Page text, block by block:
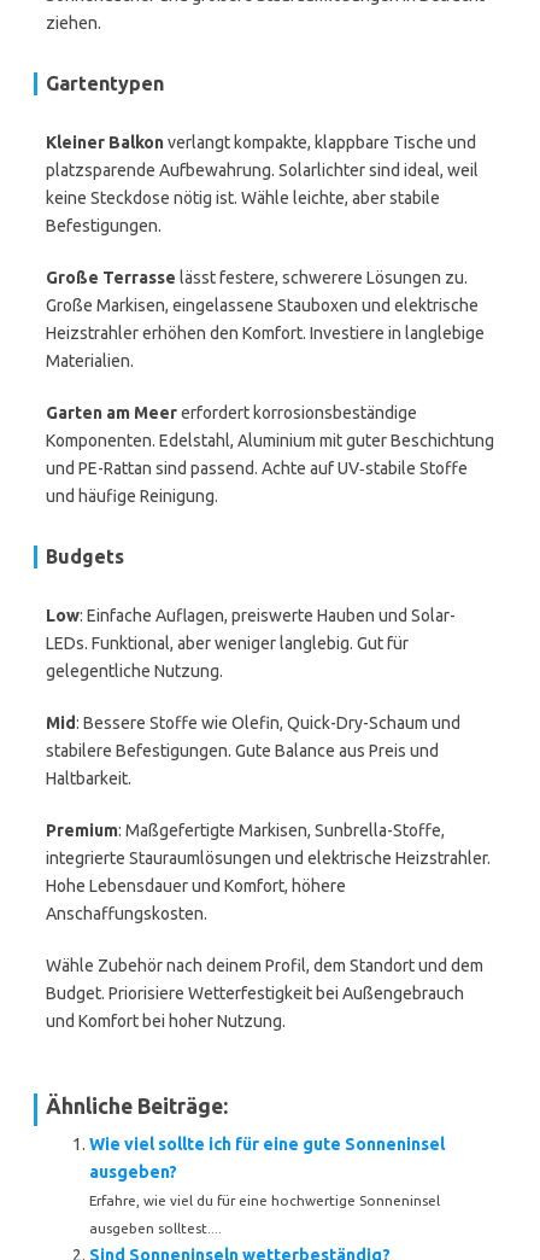
ziehen.
Gartentypen
Kleiner Balkonverlangt kompakte, klappbare Tische und
platzsparende Aufbewahrung. Solarlichter sind ideal, weil
keine Steckdose nötig ist. Wähle leichte, aber stabile
Befestigungen.
Große Terrasse lässt festere, schwerere Lösungen zu.
Große Markisen, eingelassene Stauboxen und elektrische
Heizstrahler erhöhen den Komfort. Investiere in langlebige
Materialien.
Garten am Meererfordert korrosionsbeständige
Komponenten. Edelstahl, Aluminium mit guter Beschichtung
und PE-Rattan sind passend. Achte auf UV‑stabile Stoffe
und häufige Reinigung.
Budgets
Low: Einfache Auflagen, preiswerte Hauben und Solar-
LEDs. Funktional, aber weniger langlebig. Gut für
gelegentliche Nutzung.
Mid: Bessere Stoffe wie Olefin, Quick-Dry-Schaum und
stabilere Befestigungen. Gute Balance aus Preis und
Haltbarkeit.
Premium: Maßgefertigte Markisen, Sunbrella-Stoffe,
integrierte Stauraumlösungen und elektrische Heizstrahler.
Hohe Lebensdauer und Komfort, höhere
Anschaffungskosten.
Wähle Zubehör nach deinem Profil, dem Standort und dem
Budget. Priorisiere Wetterfestigkeit bei Außengebrauch
und Komfort bei hoher Nutzung.
Ähnliche Beiträge:
Wie viel sollte ich für eine gute Sonneninsel
ausgeben?
Erfahre, wie viel du für eine hochwertige Sonneninsel
ausgeben solltest....
Sind Sonneninseln wetterbeständig?